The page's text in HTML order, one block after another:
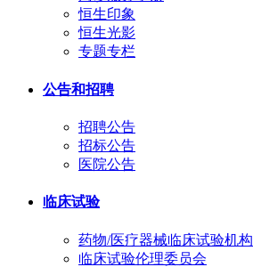
恒生印象
恒生光影
专题专栏
公告和招聘
招聘公告
招标公告
医院公告
临床试验
药物/医疗器械临床试验机构
临床试验伦理委员会